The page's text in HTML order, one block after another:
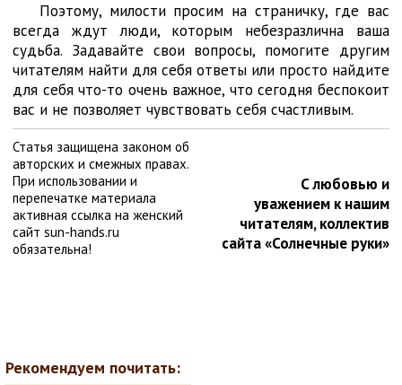
Поэтому, милости просим на страничку, где вас
всегда ждут люди, которым небезразлична ваша
судьба. Задавайте свои вопросы, помогите другим
читателям найти для себя ответы или просто найдите
для себя что-то очень важное, что сегодня беспокоит
вас и не позволяет чувствовать себя счастливым.
Статья защищена законом об
авторских и смежных правах.
При использовании и
перепечатке материала
активная ссылка на женский
сайт sun-hands.ru
обязательна!
С любовью и
уважением к нашим
читателям, коллектив
сайта «Солнечные руки»
Рекомендуем почитать: